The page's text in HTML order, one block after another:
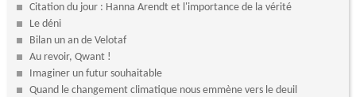
Citation du jour : Hanna Arendt et l'importance de la vérité
Le déni
Bilan un an de Velotaf
Au revoir, Qwant !
Imaginer un futur souhaitable
Quand le changement climatique nous emmène vers le deuil